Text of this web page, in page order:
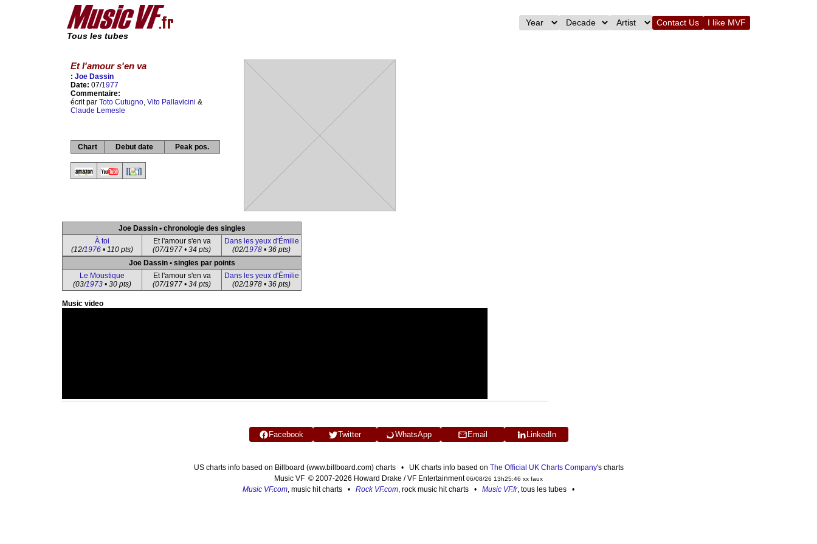
Tous les tubes
Contact Us I like MVF
Et l'amour s'en va
: Joe Dassin
Date: 07/1977
Commentaire:
écrit par Toto Cutugno, Vito Pallavicini &
Claude Lemesle
Chart Debut date Peak pos.
Joe Dassin • chronologie des singles
À toi
(12/1976 • 110 pts)
Et l'amour s'en va
(07/1977 • 34 pts)
Dans les yeux d'Émilie
(02/1978 • 36 pts)
Joe Dassin • singles par points
Le Moustique
(03/1973 • 30 pts)
Et l'amour s'en va
(07/1977 • 34 pts)
Dans les yeux d'Émilie
(02/1978 • 36 pts)
Music video
Facebook Twitter WhatsApp Email LinkedIn
US charts info based on Billboard (www.billboard.com) charts • UK charts info based on The Official UK Charts Company's charts
Music VF © 2007-2026 Howard Drake / VF Entertainment06/08/26 13h25:46 xx faux
Music VF.com, music hit charts • Rock VF.com, rock music hit charts • Music VF.fr, tous les tubes •